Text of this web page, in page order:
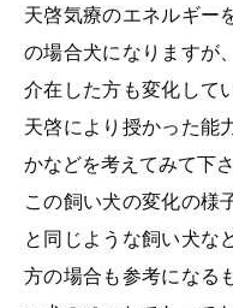
天啓気療のエネルギー
の場合犬になりますが
介在した方も変化して
天啓により授かった能
かなどを考えてみて下さ
この飼い犬の変化の様
と同じような飼い犬な
方の場合も参考になる